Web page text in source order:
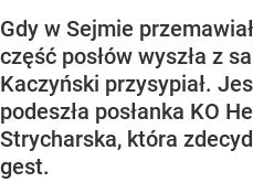
Gdy w Sejmie
część posłów wyszła z
Kaczyński przysypiał.
podeszła posłanka KO
Strycharska, która
gest.